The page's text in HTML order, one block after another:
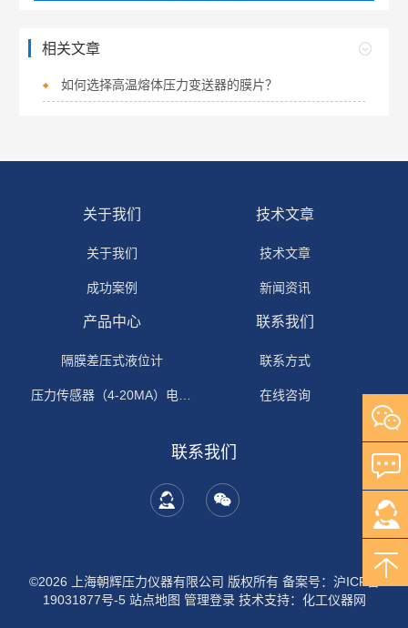
相关文章
如何选择高温熔体压力变送器的膜片？
关于我们
关于我们
成功案例
技术文章
技术文章
新闻资讯
产品中心
隔膜差压式液位计
压力传感器（4-20MA）电流输出
联系我们
联系方式
在线咨询
联系我们
©2026 上海朝辉压力仪器有限公司 版权所有 备案号：沪ICP备
19031877号-5 站点地图 管理登录技术支持： 化工仪器网